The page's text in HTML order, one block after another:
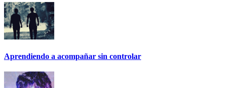
Aprendiendo a acompañar sin controlar